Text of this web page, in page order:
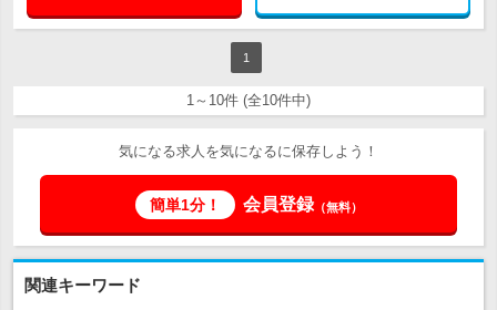
1
1～10件 (全10件中)
気になる求人を気になるに保存しよう！
簡単1分！ 会員登録（無料）
関連キーワード